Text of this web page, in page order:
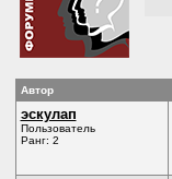
Автор
эскулап
Пользователь
Ранг: 2